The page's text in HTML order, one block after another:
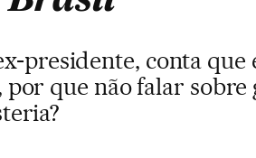
presidente, conta que
que não falar sobre